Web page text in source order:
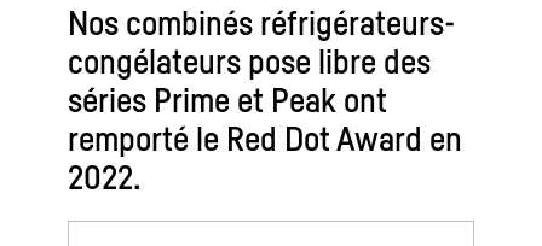
Nos combinés réfrigérateurs-
congélateurs pose libre des
séries Prime et Peak ont
remporté le Red Dot Award en
2022.